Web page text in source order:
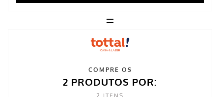
=
COMPRE OS
2 PRODUTOS POR: